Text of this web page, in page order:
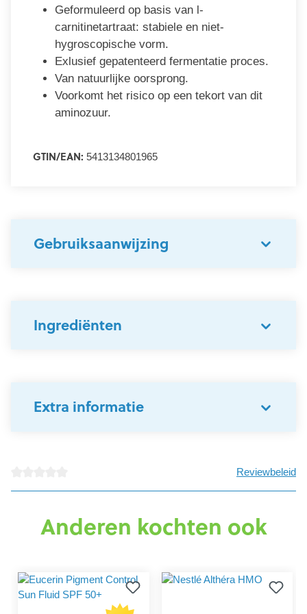
Geformuleerd op basis van l-
carnitinetartraat: stabiele en niet-
hygroscopische vorm.
Exlusief gepatenteerd fermentatie proces.
Van natuurlijke oorsprong.
Voorkomt het risico op een tekort van dit
aminozuur.
GTIN/EAN: 5413134801965
Gebruiksaanwijzing
Ingrediënten
Extra informatie
Reviewbeleid
Anderen kochten ook